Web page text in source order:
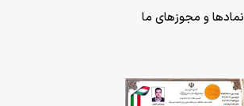
نمادها و مجوزهای ما